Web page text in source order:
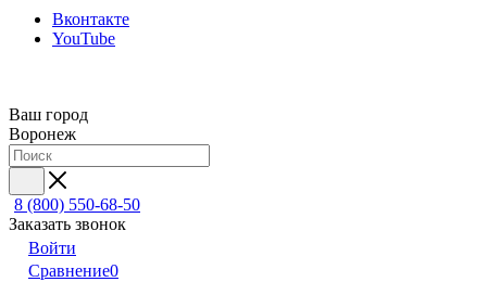
Вконтакте
YouTube
Ваш город
Воронеж
8 (800) 550-68-50
Заказать звонок
Войти
Сравнение0